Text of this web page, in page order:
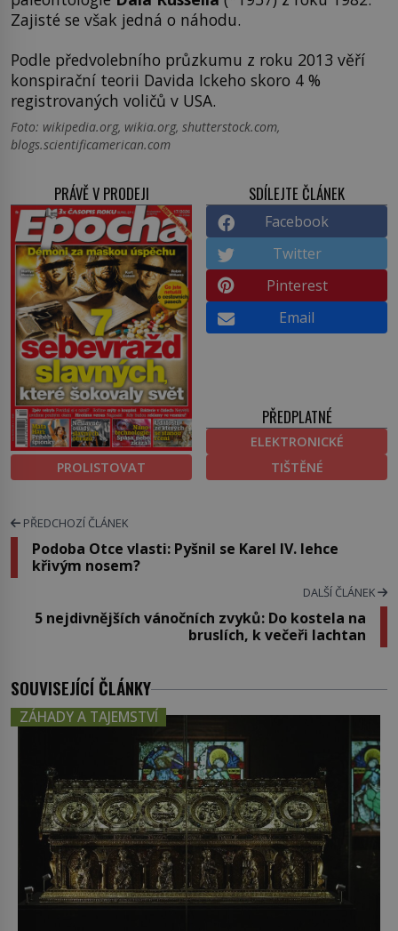
Zajisté se však jedná o náhodu.
Podle předvolebního průzkumu z roku 2013 věří
konspirační teorii Davida Ickeho skoro 4 %
registrovaných voličů v USA.
Foto: wikipedia.org, wikia.org, shutterstock.com,
blogs.scientificamerican.com
PRÁVĚ V PRODEJI
PROLISTOVAT
SDÍLEJTE ČLÁNEK
Facebook
Twitter
Pinterest
Email
PŘEDPLATNÉ
ELEKTRONICKÉ
TIŠTĚNÉ
PŘEDCHOZÍ ČLÁNEK
Podoba Otce vlasti: Pyšnil se Karel IV. lehce
křivým nosem?
DALŠÍ ČLÁNEK
5 nejdivnějších vánočních zvyků: Do kostela na
bruslích, k večeři lachtan
SOUVISEJÍCÍ ČLÁNKY
ZÁHADY A TAJEMSTVÍ